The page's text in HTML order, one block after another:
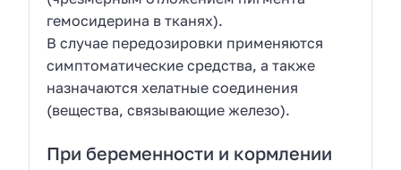
гемосидерина в тканях).
В случае передозировки применяются
симптоматические средства, а также
назначаются хелатные соединения
(вещества, связывающие железо).
При беременности и кормлении